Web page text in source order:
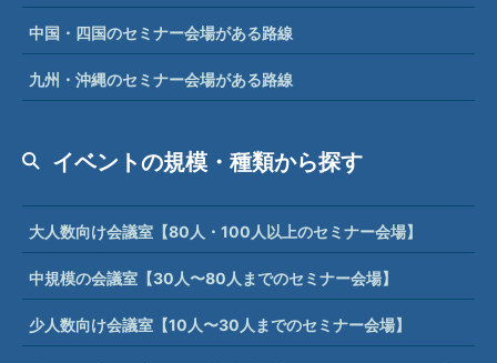
中国・四国のセミナー会場がある路線
九州・沖縄のセミナー会場がある路線
イベントの規模・種類から探す
大人数向け会議室【80人・100人以上のセミナー会場】
中規模の会議室【30人〜80人までのセミナー会場】
少人数向け会議室【10人〜30人までのセミナー会場】